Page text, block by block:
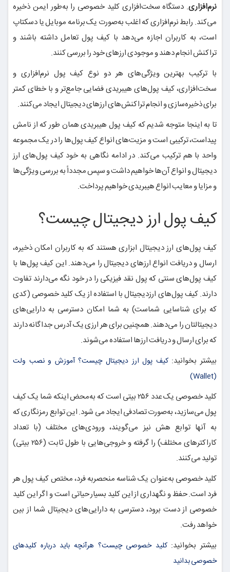
نرم‌افزاری. دستگاه سخت‌افزاری کلید خصوصی را به‌طور ایمن ذخیره
می‌کند. رابط نرم‌افزاری که اغلب به‌صورت یک برنامه موبایل یا دسکتاپ
است، به کاربران اجازه می‌دهد با کیف پول تعامل داشته باشند و
تراکنش انجام دهند و موجودی ارزهای خود را بررسی کنند.
با ترکیب بهترین ویژگی‌های هر دو نوع کیف پول نرم‌افزاری و
سخت‌افزاری، کیف پول‌های هیبریدی فضایی جامع‌تر و با خطای کمتر
برای ذخیره‌سازی و انجام تراکنش‌های ارزهای دیجیتال ایجاد می‌کنند.
تا به اینجا متوجه شدیم که کیف پول هیبریدی همان طور که از نامش
پیداست، ترکیبی است و مزیت‌های انواع کیف پول‌ها را در یک مجموعه
واحد با هم ترکیب می‌کند. در ادامه نگاهی به خود کیف پول‌های ارز
دیجیتال و انواع آن‌ها خواهیم داشت و سپس مجدداً به بررسی ویژگی‌ها
و مزایا و معایب انواع هیبریدی خواهیم پرداخت.
کیف پول ارز دیجیتال چیست؟
کیف پول‌های ارز دیجیتال ابزاری هستند که به کاربران امکان ذخیره،
ارسال و دریافت انواع ارزهای دیجیتال را می‌دهند. این کیف پول‌ها با
کیف پول‌های سنتی که پول نقد فیزیکی را در خود نگه می‌دارند تفاوت
دارند. کیف پول‌های ارزدیجیتال با استفاده از یک کلید خصوصی (کدی
که برای شناسایی شماست) به شما امکان دسترسی به دارایی‌های
دیجیتالتان را می‌دهند. همچنین برای هر ارزی یک آدرس جداگانه دارند
که برای ارسال و دریافت ارزها استفاده می‌شوند.
بیشتر بخوانید:کیف پول ارز دیجیتال چیست؟ آموزش و نصب ولت
(Wallet)
کلید خصوصی یک عدد ۲۵۶ بیتی است که به‌محض اینکه شما یک کیف
پول می‌سازید، به‌صورت تصادفی ایجاد می شود. این توابع رمزنگاری که
به آنها توابع هش نیز می‌گویند، ورودی‌های مختلف (با تعداد
کاراکترهای مختلف) را گرفته و خروجی‌هایی با طول ثابت (۲۵۶ بیتی)
تولید می‌کنند.
کلید خصوصی به‌عنوان یک شناسه منحصربه فرد، مختص کیف پول هر
فرد است. حفظ و نگهداری از این کلید بسیار حیاتی است و اگر این کلید
خصوصی از دست برود، دسترسی به دارایی‌های دیجیتال شما از بین
خواهد رفت.
بیشتر بخوانید:کلید خصوصی چیست؟ هرآنچه باید درباره کلیدهای
خصوصی بدانید